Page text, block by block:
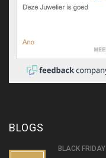
BLOGS
BLACK FRIDAY